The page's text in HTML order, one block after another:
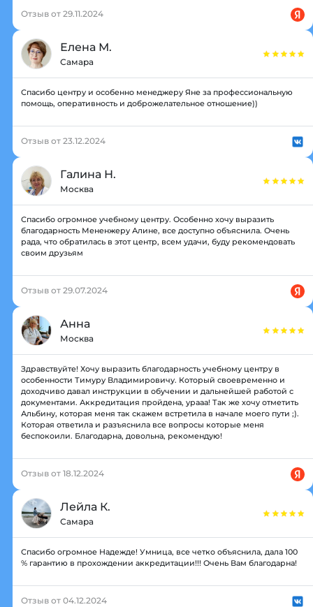
Отзыв от 29.11.2024
Елена М.
Самара
Спасибо центру и особенно менеджеру Яне за профессиональную
помощь, оперативность и доброжелательное отношение))
Отзыв от 23.12.2024
Галина Н.
Москва
Спасибо огромное учебному центру. Особенно хочу выразить
благодарность Мененжеру Алине, все доступно объяснила. Очень
рада, что обратилась в этот центр, всем удачи, буду рекомендовать
своим друзьям
Отзыв от 29.07.2024
Анна
Москва
Здравствуйте! Хочу выразить благодарность учебному центру в
особенности Тимуру Владимировичу. Который своевременно и
доходчиво давал инструкции в обучении и дальнейшей работой с
документами. Аккредитация пройдена, урааа! Так же хочу отметить
Альбину, которая меня так скажем встретила в начале моего пути ;).
Которая ответила и разъяснила все вопросы которые меня
беспокоили. Благодарна, довольна, рекомендую!
Отзыв от 18.12.2024
Лейла К.
Самара
Спасибо огромное Надежде! Умница, все четко объяснила, дала 100
% гарантию в прохождении аккредитации!!! Очень Вам благодарна!
Отзыв от 04.12.2024